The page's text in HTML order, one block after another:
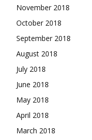
November 2018
October 2018
September 2018
August 2018
July 2018
June 2018
May 2018
April 2018
March 2018